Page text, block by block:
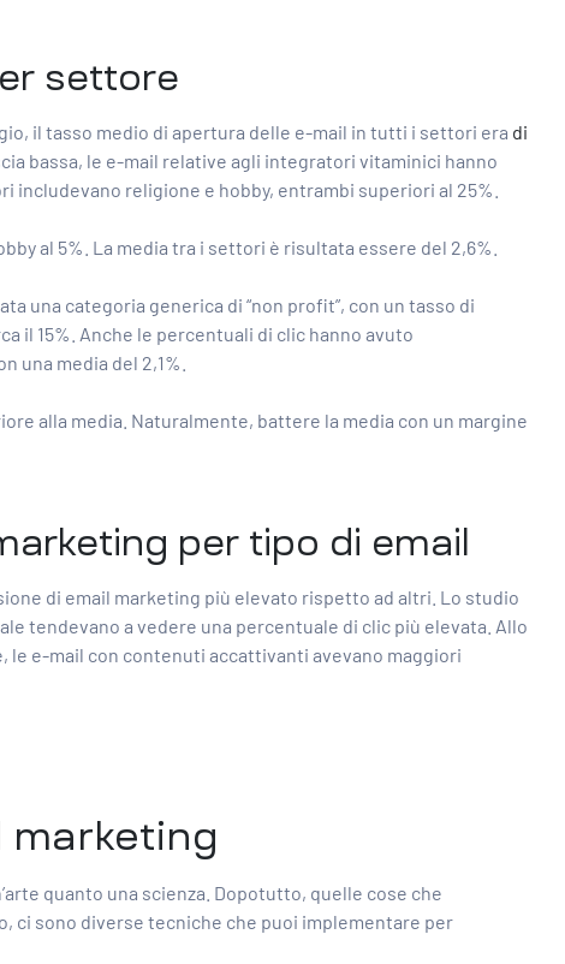
settore
il tasso medio di apertura delle e-mail in tutti i settori era di
bassa, le e-mail relative agli integratori vitaminici hanno
religione e hobby, entrambi superiori al 25%.
al 5%. La media tra i settori è risultata essere del 2,6%.
una categoria generica di “non profit”, con un tasso di
il 15%. Anche le percentuali di clic hanno avuto
una media del 2,1%.
alla media. Naturalmente, battere la media con un margine
per tipo di email
di email marketing più elevato rispetto ad altri. Lo studio
tendevano a vedere una percentuale di clic più elevata. Allo
le e-mail con contenuti accattivanti avevano maggiori
marketing
quanto una scienza. Dopotutto, quelle cose che
ci sono diverse tecniche che puoi implementare per